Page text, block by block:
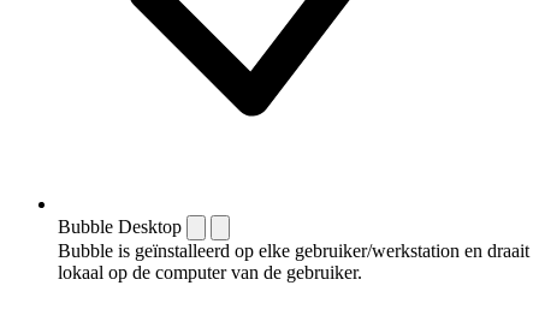
Bubble Desktop
Bubble is geïnstalleerd op elke gebruiker/werkstation en draait
lokaal op de computer van de gebruiker.